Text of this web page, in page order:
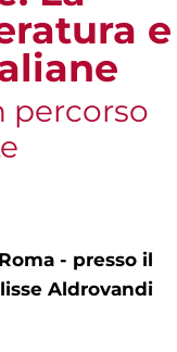
e
percorso
- presso il
Aldrovandi